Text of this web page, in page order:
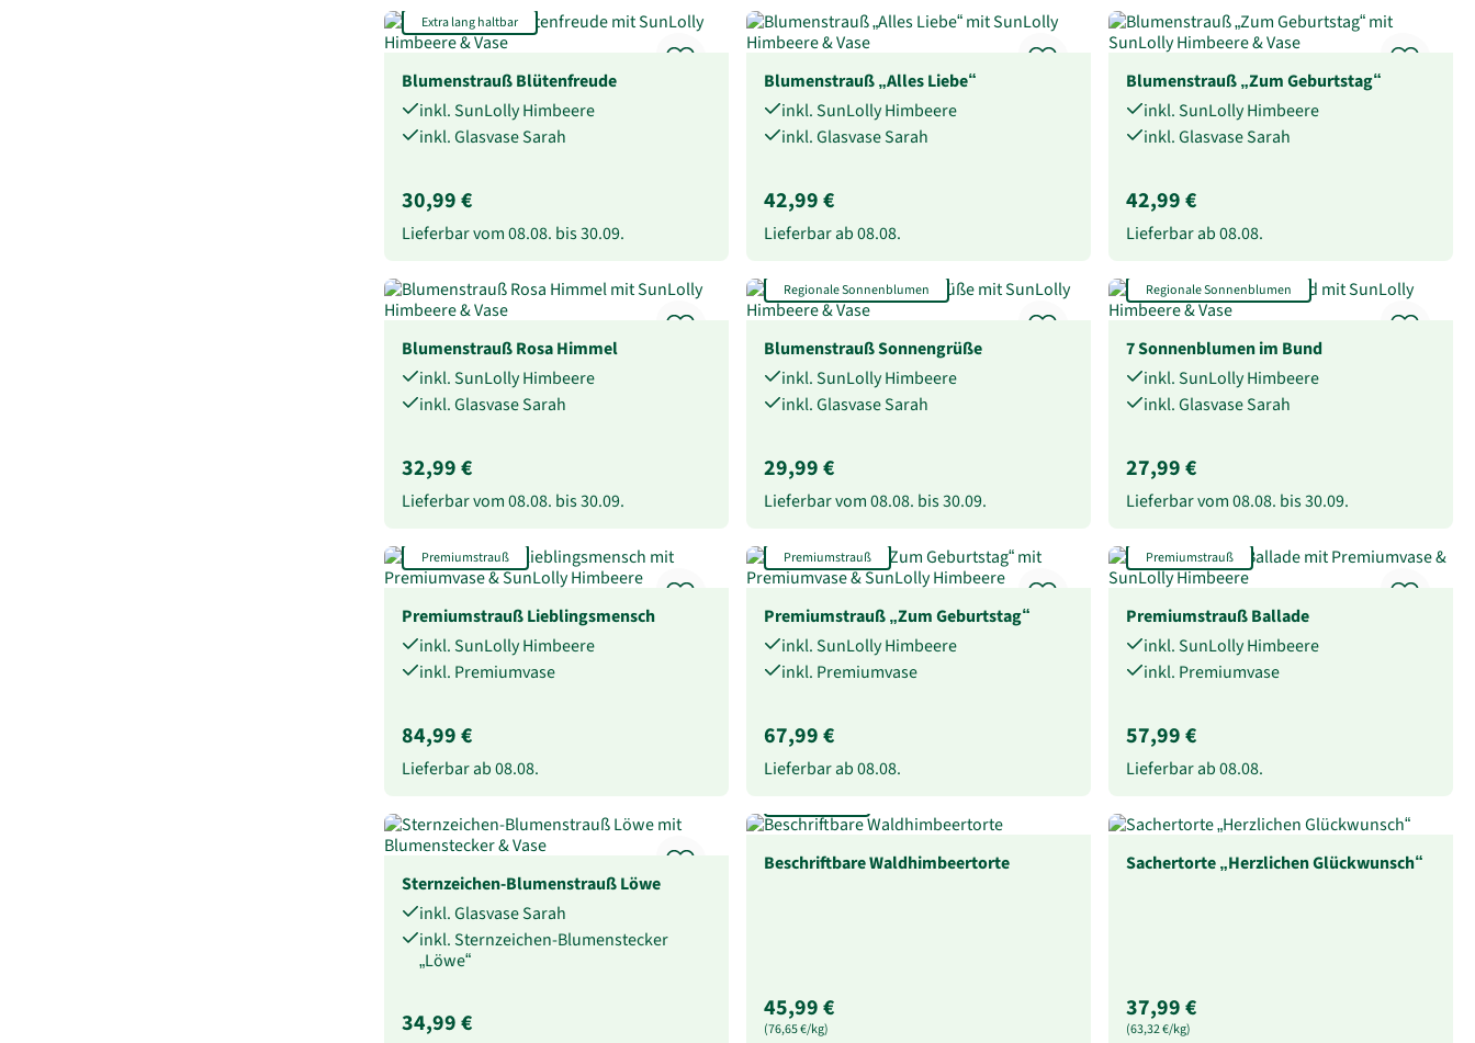
Extra lang haltbar
Blumenstrauß Blütenfreude
inkl. SunLolly Himbeere
inkl. Glasvase Sarah
30,99 €
Lieferbar vom08.08. bis30.09.
Blumenstrauß „Alles Liebe“
inkl. SunLolly Himbeere
inkl. Glasvase Sarah
42,99 €
Lieferbar ab08.08.
Blumenstrauß „Zum Geburtstag“
inkl. SunLolly Himbeere
inkl. Glasvase Sarah
42,99 €
Lieferbar ab08.08.
Blumenstrauß Rosa Himmel
inkl. SunLolly Himbeere
inkl. Glasvase Sarah
32,99 €
Lieferbar vom08.08. bis30.09.
Regionale Sonnenblumen
Blumenstrauß Sonnengrüße
inkl. SunLolly Himbeere
inkl. Glasvase Sarah
29,99 €
Lieferbar vom08.08. bis30.09.
Regionale Sonnenblumen
7 Sonnenblumen im Bund
inkl. SunLolly Himbeere
inkl. Glasvase Sarah
27,99 €
Lieferbar vom08.08. bis30.09.
Premiumstrauß
Premiumstrauß Lieblingsmensch
inkl. SunLolly Himbeere
inkl. Premiumvase
84,99 €
Lieferbar ab08.08.
Premiumstrauß
Premiumstrauß „Zum Geburtstag“
inkl. SunLolly Himbeere
inkl. Premiumvase
67,99 €
Lieferbar ab08.08.
Premiumstrauß
Premiumstrauß Ballade
inkl. SunLolly Himbeere
inkl. Premiumvase
57,99 €
Lieferbar ab08.08.
Sternzeichen-Blumenstrauß Löwe
inkl. Glasvase Sarah
inkl. Sternzeichen-Blumenstecker
„Löwe“
34,99 €
Beschriftbare Waldhimbeertorte
45,99 €
(76,65 €/kg)
Sachertorte „Herzlichen Glückwunsch“
37,99 €
(63,32 €/kg)